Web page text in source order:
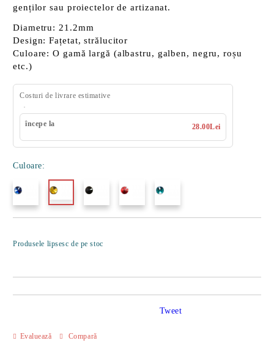
genților sau proiectelor de artizanat.
Diametru: 21.2mm
Design: Fațetat, strălucitor
Culoare: O gamă largă (albastru, galben, negru, roșu
etc.)
Costuri de livrare estimative
începe la 28.00Lei
Culoare:
Produsele lipsesc de pe stoc
Evaluează Compară
Tweet